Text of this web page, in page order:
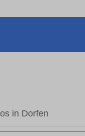
in Dorfen